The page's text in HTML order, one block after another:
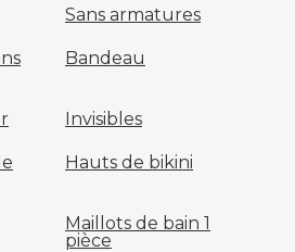
Sans armatures
Bandeau
Invisibles
Hauts de bikini
Maillots de bain 1
pièce